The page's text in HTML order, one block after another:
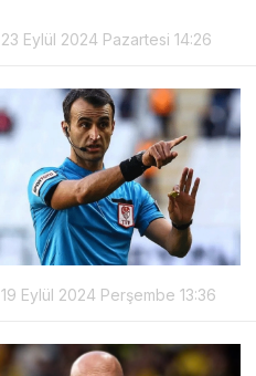
23 Eylül 2024 Pazartesi 14:26
19 Eylül 2024 Perşembe 13:36